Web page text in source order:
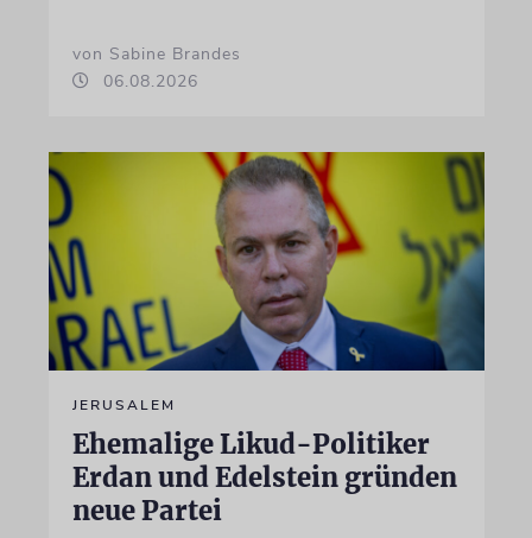
von Sabine Brandes
06.08.2026
JERUSALEM
Ehemalige Likud-Politiker
Erdan und Edelstein gründen
neue Partei